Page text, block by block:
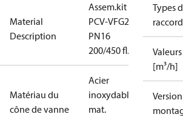
Material
Description
Assem.kit
PCV-VFG21
PN16
200/450 fl.
Matériau du
cône de vanne
Acier
inoxydable,
mat.
Types
[m³/h]